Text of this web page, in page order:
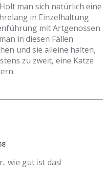
man sich natürlich eine
in Einzelhaltung
mit Artgenossen
in diesen Fällen
und sie alleine halten,
zu zweit, eine Katze
wie gut ist das!